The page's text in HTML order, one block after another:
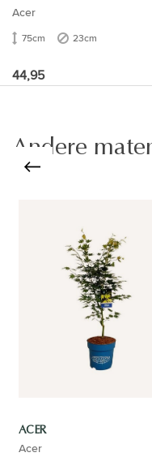
Acer
75cm 23cm
44,95
Andere
ACER
Acer